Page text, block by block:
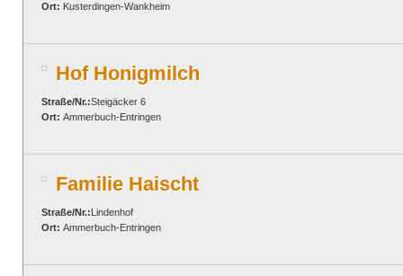
Ort: Kusterdingen-Wankheim
Hof Honigmilch
Straße/Nr.:Steigäcker 6
Ort: Ammerbuch-Entringen
Familie Haischt
Straße/Nr.:Lindenhof
Ort: Ammerbuch-Entringen